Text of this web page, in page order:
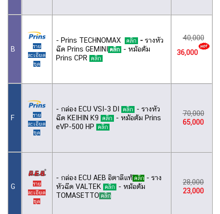
B
ราย
ละเอียด
ชุด
- Prins TECHNOMAX คลิก - รางหัว
ฉีด Prins GEMINI คลิก - หม้อต้ม
Prins CPR คลิก
40,000
36,000
F
ราย
ละเอียด
ชุด
- กล่อง ECU VSI-3 DI คลิก
- รางหัว
ฉีด KEIHIN K9 คลิก
- หม้อต้ม Prins
eVP-500 HP คลิก
70,000
65,000
G
ราย
ละเอียด
ชุด
- กล่อง ECU AEB อิตาลีแท้ คลิก - ราง
หัวฉีด VALTEK คลิก
- หม้อต้ม
TOMASETTO คลิก
28,000
23,000